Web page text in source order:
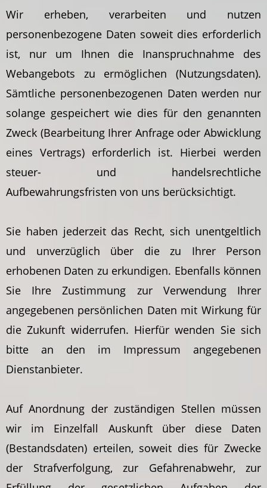
Wir erheben, verarbeiten und nutzen
personenbezogene Daten soweit dies erforderlich
ist, nur um Ihnen die Inanspruchnahme des
Webangebots zu ermöglichen (Nutzungsdaten).
Sämtliche personenbezogenen Daten werden nur
solange gespeichert wie dies für den genannten
Zweck (Bearbeitung Ihrer Anfrage oder Abwicklung
eines Vertrags) erforderlich ist. Hierbei werden
steuer- und handelsrechtliche
Aufbewahrungsfristen von uns berücksichtigt.
Sie haben jederzeit das Recht, sich unentgeltlich
und unverzüglich über die zu Ihrer Person
erhobenen Daten zu erkundigen. Ebenfalls können
Sie Ihre Zustimmung zur Verwendung Ihrer
angegebenen persönlichen Daten mit Wirkung für
die Zukunft widerrufen. Hierfür wenden Sie sich
bitte an den im Impressum angegebenen
Dienstanbieter.
Auf Anordnung der zuständigen Stellen müssen
wir im Einzelfall Auskunft über diese Daten
(Bestandsdaten) erteilen, soweit dies für Zwecke
der Strafverfolgung, zur Gefahrenabwehr, zur